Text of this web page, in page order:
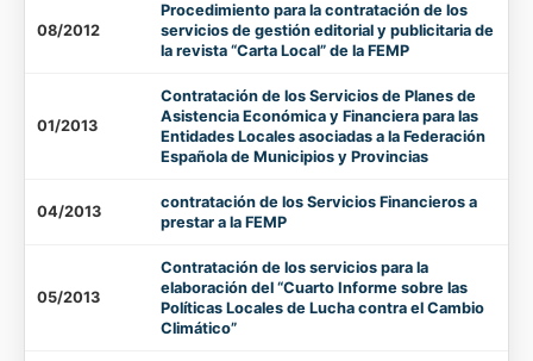
08/2012
Procedimiento para la contratación de los
servicios de gestión editorial y publicitaria de
la revista “Carta Local” de la FEMP
01/2013
Contratación de los Servicios de Planes de
Asistencia Económica y Financiera para las
Entidades Locales asociadas a la Federación
Española de Municipios y Provincias
04/2013
contratación de los Servicios Financieros a
prestar a la FEMP
05/2013
Contratación de los servicios para la
elaboración del “Cuarto Informe sobre las
Políticas Locales de Lucha contra el Cambio
Climático”